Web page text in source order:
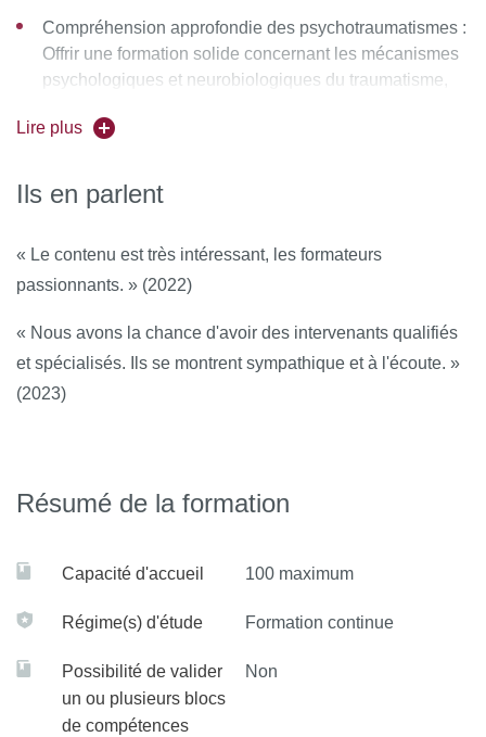
Compréhension approfondie des psychotraumatismes :
Offrir une formation solide concernant les mécanismes
psychologiques et neurobiologiques du traumatisme,
résilience des personnes psychotraumatisées.
les professionnels à l'évaluation des manifestations
d'outils diagnostiques validés et l'élaboration de bilans
psychologiques précis et complets.
Maîtrise des techniques thérapeutiques : Apprendre à
mettre en œuvre les interventions thérapeutiques
spécifiques au traitement des psychotraumatismes,
notamment les TCC (thérapies cognitives et
cadre du traitement des psychotraumatismes et
la prise en charge des personnes psychotraumatisées.
Renforcement des compétences pratiques : Proposer
un enseignement pratique et des études de cas
cliniques pour permettre aux participants de renforcer
Lire plus
Ils en parlent
« Le contenu est très intéressant, les formateurs
passionnants. » (2022)
« Nous avons la chance d'avoir des intervenants qualifiés
et spécialisés. Ils se montrent sympathique et à l'écoute. »
(2023)
Résumé de la formation
Capacité d'accueil 100 maximum
Régime(s) d'étude Formation continue
Possibilité de valider
un ou plusieurs blocs
de compétences
Non